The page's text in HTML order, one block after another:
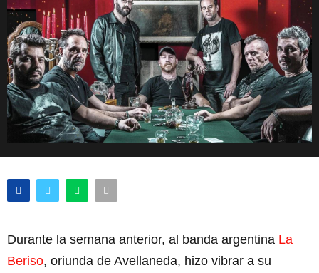
Durante la semana anterior, al banda argentina La
Beriso, oriunda de Avellaneda, hizo vibrar a su